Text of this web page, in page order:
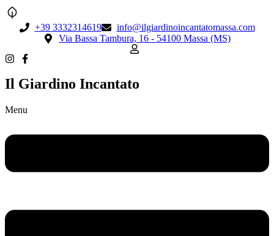
+39 3332314619
info@ilgiardinoincantatomassa.com
Via Bassa Tambura, 16 - 54100 Massa (MS)
Il Giardino Incantato
Menu